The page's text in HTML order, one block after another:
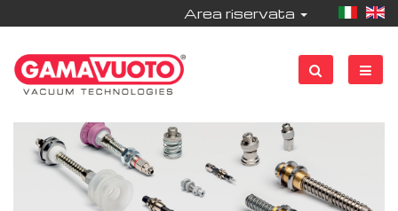
Area riservata